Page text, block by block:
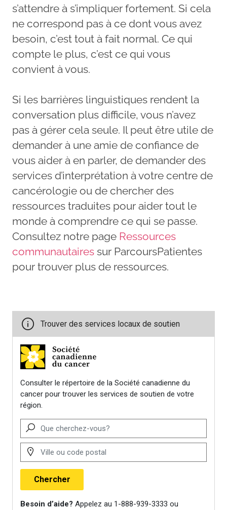
s’attendre à s’impliquer fortement. Si cela
ne correspond pas à ce dont vous avez
besoin, c’est tout à fait normal. Ce qui
compte le plus, c’est ce qui vous
convient à vous.
Si les barrières linguistiques rendent la
conversation plus difficile, vous n’avez
pas à gérer cela seule. Il peut être utile de
demander à une amie de confiance de
vous aider à en parler, de demander des
services d’interprétation à votre centre de
cancérologie ou de chercher des
ressources traduites pour aider tout le
monde à comprendre ce qui se passe.
Consultez notre page Ressources
communautaires sur ParcoursPatientes
pour trouver plus de ressources.